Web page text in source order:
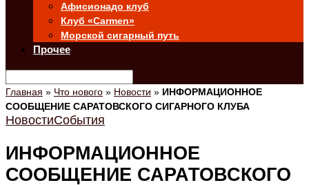
Афисионадо клуб
Клуб «Carmen»
Морской сигарный путь
Прочее
Главная » Что нового » Новости » ИНФОРМАЦИОННОЕ
СООБЩЕНИЕ САРАТОВСКОГО СИГАРНОГО КЛУБА
НовостиСобытия
ИНФОРМАЦИОННОЕ
СООБЩЕНИЕ САРАТОВСКОГО